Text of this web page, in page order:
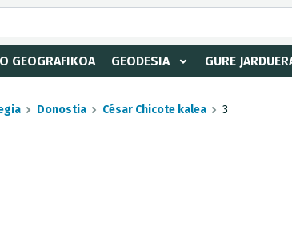
GEOGRAFIKOA GEODESIA GURE
Donostia César Chicote kalea 3